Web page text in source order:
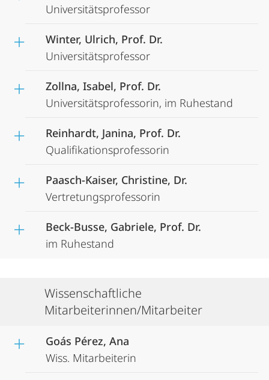
Universitätsprofessor
Winter, Ulrich, Prof. Dr.
Universitätsprofessor
Zollna, Isabel, Prof. Dr.
Universitätsprofessorin, im Ruhestand
Reinhardt, Janina, Prof. Dr.
Qualifikationsprofessorin
Paasch-Kaiser, Christine, Dr.
Vertretungsprofessorin
Beck-Busse, Gabriele, Prof. Dr.
im Ruhestand
Wissenschaftliche
Mitarbeiterinnen/Mitarbeiter
Goás Pérez, Ana
Wiss. Mitarbeiterin